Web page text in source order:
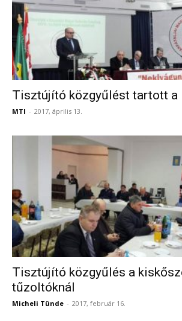
Tisztújító közgyűlést tartott a
MTI - 2017, április 13.
Tisztújító közgyűlés a
tűzoltóknál
Micheli Tünde - 2017, február 16.